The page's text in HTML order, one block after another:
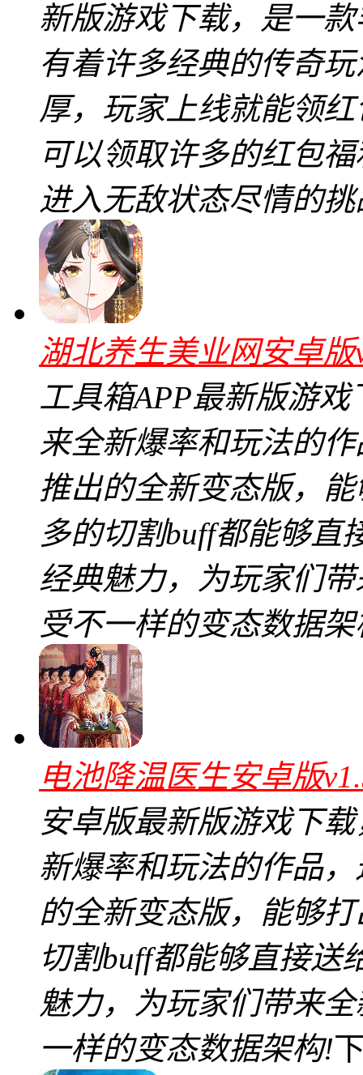
新版游戏下载，是一
有着许多经典的传奇
厚，玩家上线就能领
可以领取许多的红包
进入无敌状态尽情的挑
湖北养生美业网安卓版
工具箱APP最新版游
来全新爆率和玩法的
推出的全新变态版，
多的切割buff都能够直
经典魅力，为玩家们
受不一样的变态数据
电池降温医生安卓版
安卓版最新版游戏下
新爆率和玩法的作品
的全新变态版，能够
切割buff都能够直接送
魅力，为玩家们带来
一样的变态数据架构!